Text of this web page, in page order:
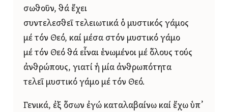
σωθοῦν, θά ἔχει
συντελεσθεῖ τελειωτικά ὁ μυστικός γάμος
μέ τόν Θεό, καί μέσα στόν μυστικό γάμο
μέ τόν Θεό θά εἶναι ἑνωμένοι μέ ὅλους τούς
ἀνθρώπους, γιατί ἡ μία ἀνθρωπότητα
τελεῖ μυστικό γάμο μέ τόν Θεό.
Γενικά, ἐξ ὅσων ἐγώ καταλαβαίνω καί ἔχω ὑπ᾿